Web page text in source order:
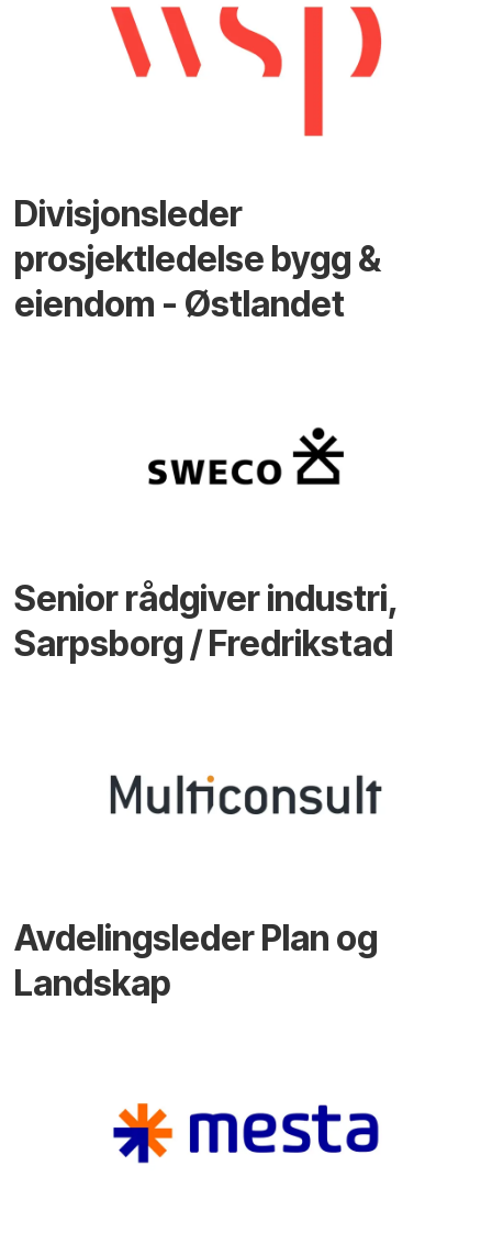
Divisjonsleder
prosjektledelse bygg &
eiendom - Østlandet
Senior rådgiver industri,
Sarpsborg / Fredrikstad
Avdelingsleder Plan og
Landskap